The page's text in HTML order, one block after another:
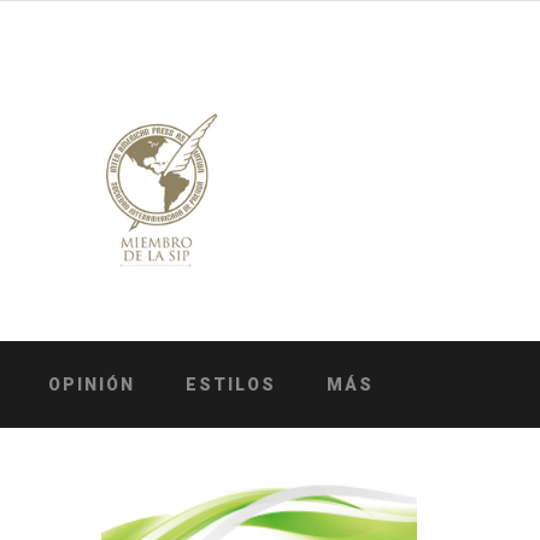
OPINIÓN ESTILOS MÁS